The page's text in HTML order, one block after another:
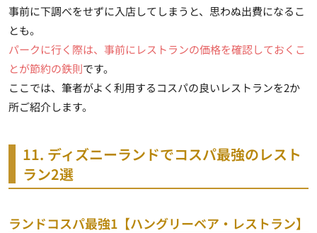
事前に下調べをせずに入店してしまうと、思わぬ出費になるこ
とも。
パークに行く際は、事前にレストランの価格を確認しておくこ
とが節約の鉄則です。
ここでは、筆者がよく利用するコスパの良いレストランを2か
所ご紹介します。
11. ディズニーランドでコスパ最強のレスト
ラン2選
ランドコスパ最強1【ハングリーベア・レストラン】